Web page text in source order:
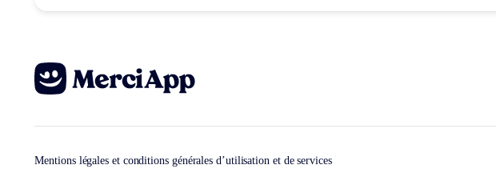
Mentions légales et conditions générales d’utilisation et de services